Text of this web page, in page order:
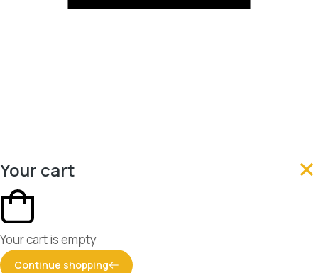
Your cart
Your cart is empty
Continue shopping